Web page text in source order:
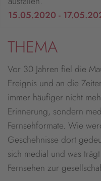
15.05.2020 -
THEMA
Vor 30 Jahren fiel die
Ereignis und an die
immer häufiger nicht
Erinnerung, sondern
Fernsehformate. Wie
Geschehnisse dort
sich medial und was
Fernsehen zur